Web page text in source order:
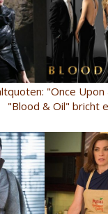
"Once
"Blood & Oil" bricht